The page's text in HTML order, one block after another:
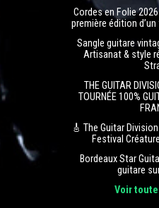
Cordes en Folie
première édition
Sangle guitare
Artisanat & style
THE GUITAR
TOURNÉE 100%
🎸 The Guitar
Festival
Bordeaux Star
guitare
Voir